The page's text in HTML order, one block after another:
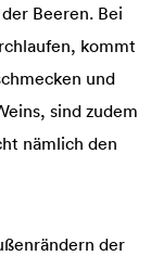
Beeren. Bei
kommt
und
sind zudem
nämlich den
der